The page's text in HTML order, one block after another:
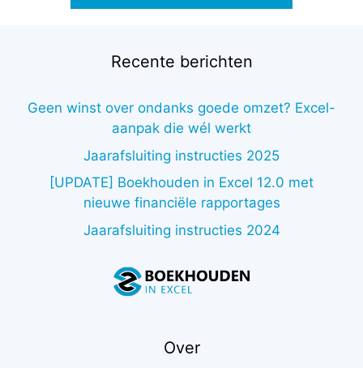
Recente berichten
Geen winst over ondanks goede omzet? Excel-
aanpak die wél werkt
Jaarafsluiting instructies 2025
[UPDATE] Boekhouden in Excel 12.0 met
nieuwe financiële rapportages
Jaarafsluiting instructies 2024
Over